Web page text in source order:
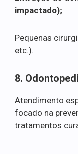
impactado);
Pequenas
etc.).
8.
Atendimento
focado na
tratamentos